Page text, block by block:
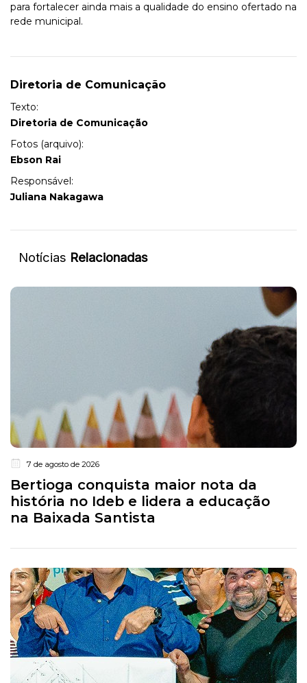
para fortalecer ainda mais a qualidade do ensino ofertado na
rede municipal.
Diretoria de Comunicação
Texto:
Diretoria de Comunicação
Fotos (arquivo):
Ebson Rai
Responsável:
Juliana Nakagawa
Notícias Relacionadas
7 de agosto de 2026
Bertioga conquista maior nota da
história no Ideb e lidera a educação
na Baixada Santista